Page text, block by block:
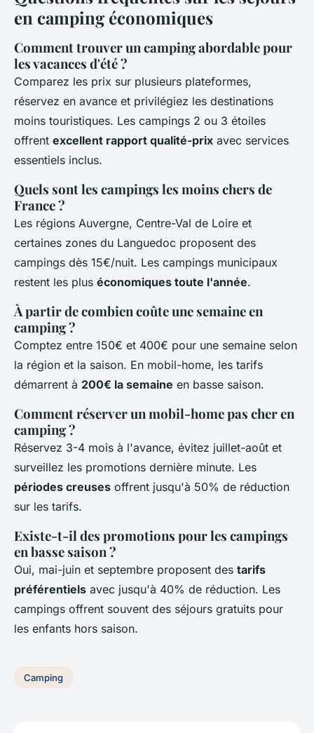
en camping économiques
Comment trouver un camping abordable pour
les vacances d'été ?
Comparez les prix sur plusieurs plateformes,
réservez en avance et privilégiez les destinations
moins touristiques. Les campings 2 ou 3 étoiles
offrent excellent rapport qualité-prix avec services
essentiels inclus.
Quels sont les campings les moins chers de
France ?
Les régions Auvergne, Centre-Val de Loire et
certaines zones du Languedoc proposent des
campings dès 15€/nuit. Les campings municipaux
restent les plus économiques toute l'année.
À partir de combien coûte une semaine en
camping ?
Comptez entre 150€ et 400€ pour une semaine selon
la région et la saison. En mobil-home, les tarifs
démarrent à 200€ la semaine en basse saison.
Comment réserver un mobil-home pas cher en
camping ?
Réservez 3-4 mois à l'avance, évitez juillet-août et
surveillez les promotions dernière minute. Les
périodes creuses offrent jusqu'à 50% de réduction
sur les tarifs.
Existe-t-il des promotions pour les campings
en basse saison ?
Oui, mai-juin et septembre proposent des tarifs
préférentiels avec jusqu'à 40% de réduction. Les
campings offrent souvent des séjours gratuits pour
les enfants hors saison.
Camping